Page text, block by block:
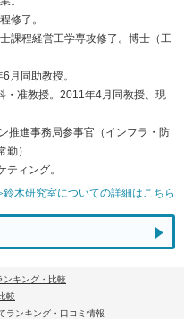
修了。
課程経営工学専攻修了。博士（工
月同助教授。
・准教授。2011年4月同教授、現
推進事務局参事官（インフラ・防
）
ィング。
木研究室についての詳細はこちら
ンキング・比較
較
ランキング・口コミ情報